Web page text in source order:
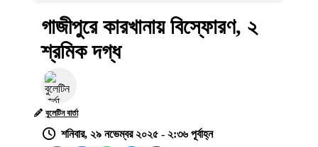
গাজীপুরে কারখানায় বিস্ফোরণ, ২
শ্রমিক দগ্ধ
বুলেটিন বার্তা
শনিবার, ২৯ নভেম্বর ২০২৫ - ২:৩৬ পূর্বাহ্ন